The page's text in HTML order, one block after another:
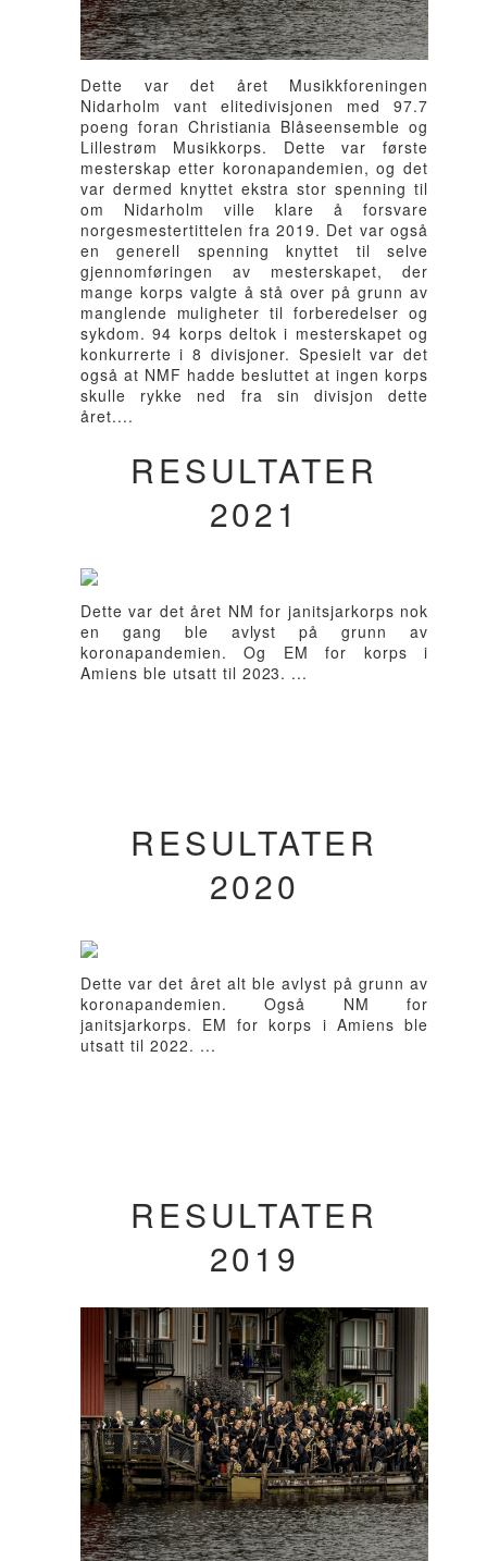
Dette var det året Musikkforeningen
Nidarholm vant elitedivisjonen med 97.7
poeng foran Christiania Blåseensemble og
Lillestrøm Musikkorps. Dette var første
mesterskap etter koronapandemien, og det
var dermed knyttet ekstra stor spenning til
om Nidarholm ville klare å forsvare
norgesmestertittelen fra 2019. Det var også
en generell spenning knyttet til selve
gjennomføringen av mesterskapet, der
mange korps valgte å stå over på grunn av
manglende muligheter til forberedelser og
sykdom. 94 korps deltok i mesterskapet og
konkurrerte i 8 divisjoner. Spesielt var det
også at NMF hadde besluttet at ingen korps
skulle rykke ned fra sin divisjon dette
året....
RESULTATER
2021
Dette var det året NM for janitsjarkorps nok
en gang ble avlyst på grunn av
koronapandemien. Og EM for korps i
Amiens ble utsatt til 2023. ...
RESULTATER
2020
Dette var det året alt ble avlyst på grunn av
koronapandemien. Også NM for
janitsjarkorps. EM for korps i Amiens ble
utsatt til 2022. ...
RESULTATER
2019